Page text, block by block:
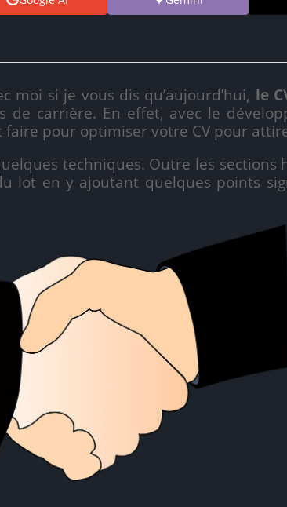
si je vous dis qu’aujourd’hui, le
carrière. En effet, avec le
pour optimiser votre CV pour
techniques. Outre les sections
lot en y ajoutant quelques points